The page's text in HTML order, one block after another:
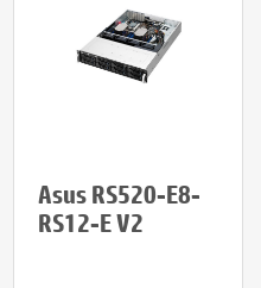
Asus RS520-E8-
RS12-E V2